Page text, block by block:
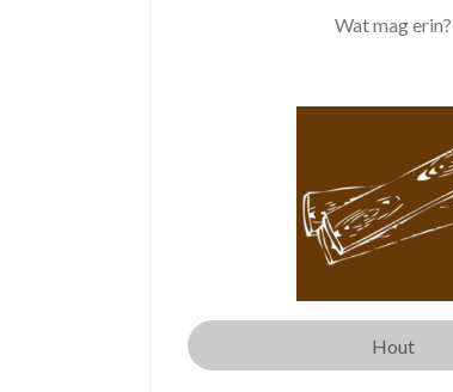
Wat mag erin?
Hout